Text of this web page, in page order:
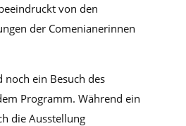
von den
der Comenianerinnen
noch ein Besuch des
Programm. Während ein
die Ausstellung